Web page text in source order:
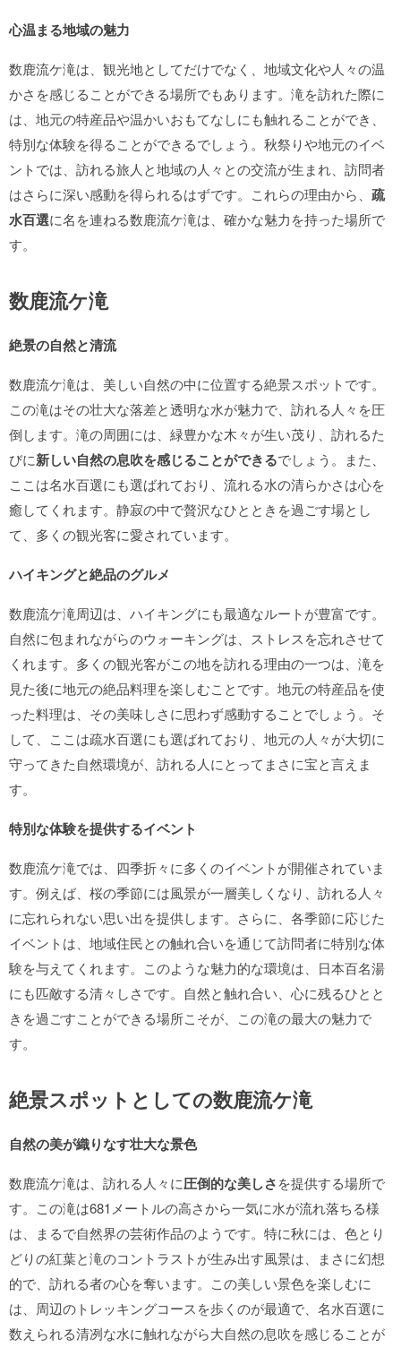
心温まる地域の魅力
数鹿流ケ滝は、観光地としてだけでなく、地域文化や人々の温
かさを感じることができる場所でもあります。滝を訪れた際に
は、地元の特産品や温かいおもてなしにも触れることができ、
特別な体験を得ることができるでしょう。秋祭りや地元のイベ
ントでは、訪れる旅人と地域の人々との交流が生まれ、訪問者
はさらに深い感動を得られるはずです。これらの理由から、 疏
水百選に名を連ねる数鹿流ケ滝は、確かな魅力を持った場所で
す。
数鹿流ケ滝
絶景の自然と清流
数鹿流ケ滝は、美しい自然の中に位置する絶景スポットです。
この滝はその壮大な落差と透明な水が魅力で、訪れる人々を圧
倒します。滝の周囲には、緑豊かな木々が生い茂り、訪れるた
びに新しい自然の息吹を感じることができるでしょう。また、
ここは名水百選にも選ばれており、流れる水の清らかさは心を
癒してくれます。静寂の中で贅沢なひとときを過ごす場とし
て、多くの観光客に愛されています。
ハイキングと絶品のグルメ
数鹿流ケ滝周辺は、ハイキングにも最適なルートが豊富です。
自然に包まれながらのウォーキングは、ストレスを忘れさせて
くれます。多くの観光客がこの地を訪れる理由の一つは、滝を
見た後に地元の絶品料理を楽しむことです。地元の特産品を使
った料理は、その美味しさに思わず感動することでしょう。そ
して、ここは疏水百選にも選ばれており、地元の人々が大切に
守ってきた自然環境が、訪れる人にとってまさに宝と言えま
す。
特別な体験を提供するイベント
数鹿流ケ滝では、四季折々に多くのイベントが開催されていま
す。例えば、桜の季節には風景が一層美しくなり、訪れる人々
に忘れられない思い出を提供します。さらに、各季節に応じた
イベントは、地域住民との触れ合いを通じて訪問者に特別な体
験を与えてくれます。このような魅力的な環境は、日本百名湯
にも匹敵する清々しさです。自然と触れ合い、心に残るひとと
きを過ごすことができる場所こそが、この滝の最大の魅力で
す。
絶景スポットとしての数鹿流ケ滝
自然の美が織りなす壮大な景色
数鹿流ケ滝は、訪れる人々に圧倒的な美しさを提供する場所で
す。この滝は681メートルの高さから一気に水が流れ落ちる様
は、まるで自然界の芸術作品のようです。特に秋には、色とり
どりの紅葉と滝のコントラストが生み出す風景は、まさに幻想
的で、訪れる者の心を奪います。この美しい景色を楽しむに
は、周辺のトレッキングコースを歩くのが最適で、名水百選に
数えられる清冽な水に触れながら大自然の息吹を感じることが